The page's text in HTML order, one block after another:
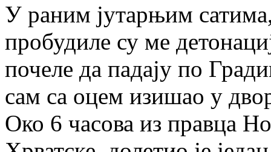
У раним јутарњим
пробудиле су ме
почеле да падају по
сам са оцем изишао у
Око 6 часова из правца